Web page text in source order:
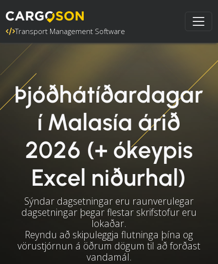
Transport Management Software
Þjóðhátíðardagar
í Malasía árið
2026 (+ ókeypis
Excel niðurhal)
Sýndar dagsetningar eru raunverulegar
dagsetningar þegar flestar skrifstofur eru
lokaðar.
Reyndu að skipuleggja flutninga þína og
vörustjórnun á öðrum dögum til að forðast
vandamál.